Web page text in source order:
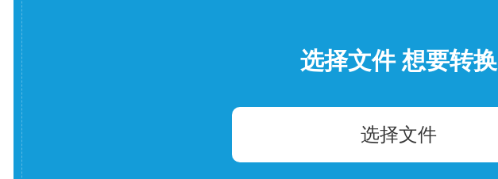
选择文件 想要转换
选择文件